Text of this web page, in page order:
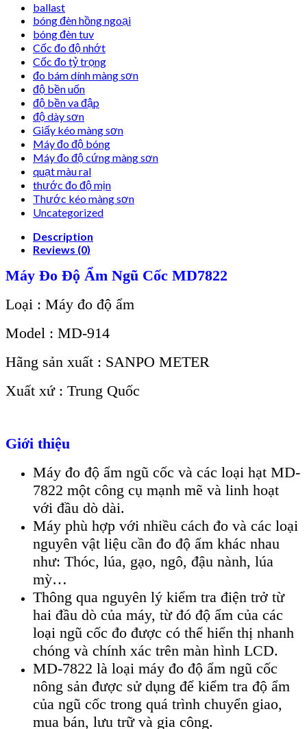
ballast
bóng đèn hồng ngoại
bóng đèn tuv
Cốc đo độ nhớt
Cốc đo tỷ trọng
đo bám dính màng sơn
độ bền uốn
độ bền va đập
độ dày sơn
Giấy kéo màng sơn
Máy đo độ bóng
Máy đo độ cứng màng sơn
quạt màu ral
thước đo độ mịn
Thước kéo màng sơn
Uncategorized
Description
Reviews (0)
Máy Đo Độ Ẩm Ngũ Cốc MD7822
Loại : Máy đo độ ẩm
Model : MD-914
Hãng sản xuất : SANPO METER
Xuất xứ : Trung Quốc
Giới thiệu
Máy đo độ ẩm ngũ cốc và các loại hạt MD-
7822 một công cụ mạnh mẽ và linh hoạt
với đầu dò dài.
Máy phù hợp với nhiều cách đo và các loại
nguyên vật liệu cần đo độ ẩm khác nhau
như: Thóc, lúa, gạo, ngô, đậu nành, lúa
mỳ…
Thông qua nguyên lý kiểm tra điện trở từ
hai đầu dò của máy, từ đó độ ẩm của các
loại ngũ cốc đo được có thể hiển thị nhanh
chóng và chính xác trên màn hình LCD.
MD-7822 là loại máy đo độ ẩm ngũ cốc
nông sản được sử dụng để kiểm tra độ ẩm
của ngũ cốc trong quá trình chuyển giao,
mua bán, lưu trữ và gia công.